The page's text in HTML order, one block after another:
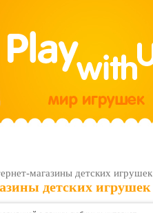
магазины детских игрушек
детских игрушек